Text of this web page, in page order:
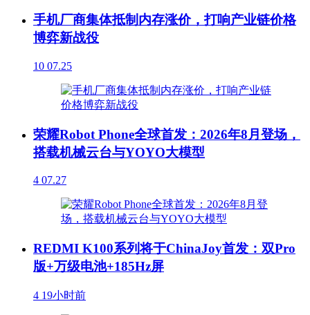
手机厂商集体抵制内存涨价，打响产业链价格
博弈新战役
10 07.25
荣耀Robot Phone全球首发：2026年8月登场，
搭载机械云台与YOYO大模型
4 07.27
REDMI K100系列将于ChinaJoy首发：双Pro
版+万级电池+185Hz屏
4 19小时前